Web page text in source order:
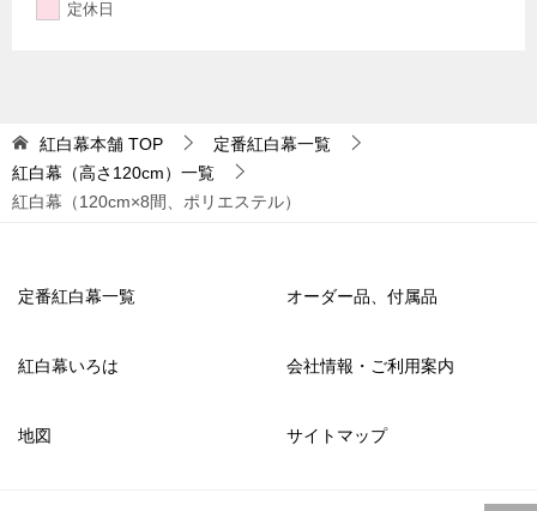
定休日
紅白幕本舗 TOP
定番紅白幕一覧
紅白幕（高さ120cm）一覧
紅白幕（120cm×8間、ポリエステル）
定番紅白幕一覧 オーダー品、付属品
紅白幕いろは 会社情報・ご利用案内
地図 サイトマップ